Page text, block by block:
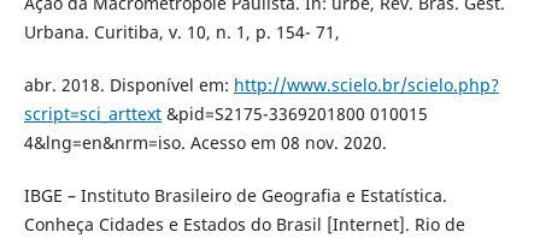
Urbana. Curitiba, v. 10, n. 1, p. 154- 71,
abr. 2018. Disponível em: http://www.scielo.br/scielo.php?
script=sci_arttext&pid=S2175-3369201800 010015
4&lng=en&nrm=iso. Acesso em 08 nov. 2020.
IBGE – Instituto Brasileiro de Geografia e Estatística.
Conheça Cidades e Estados do Brasil [Internet]. Rio de